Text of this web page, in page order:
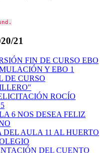
21
FIN DE CURSO EBO
Y EBO 1
DE CURSO
ROCÍO
6 NOS DESEA FELIZ
DEL AULA 11 AL HUERTO
DEL CUENTO